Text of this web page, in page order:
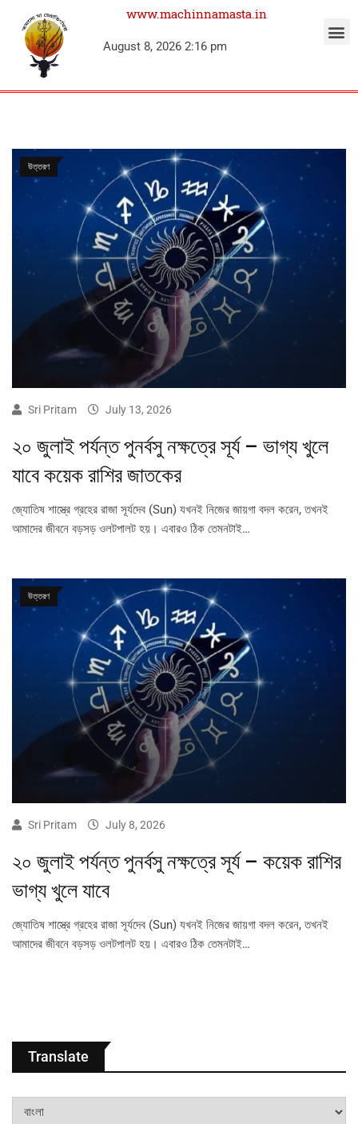
www.machinnamasta.in
August 8, 2026 2:16 pm
উত্তরণ
Sri Pritam July 13, 2026
২০ জুলাই পর্যন্ত পুনর্বসু নক্ষত্রে সূর্য – ভাগ্য খুলে
যাবে কয়েক রাশির জাতকের
জ্যোতিষ শাস্ত্রে গ্রহের রাজা সূর্যদেব (Sun) যখনই নিজের জায়গা বদল করেন, তখনই
আমাদের জীবনে বড়সড় ওলটপালট হয়। এবারও ঠিক তেমনটাই…
উত্তরণ
Sri Pritam July 8, 2026
২০ জুলাই পর্যন্ত পুনর্বসু নক্ষত্রে সূর্য – কয়েক রাশির
ভাগ্য খুলে যাবে
জ্যোতিষ শাস্ত্রে গ্রহের রাজা সূর্যদেব (Sun) যখনই নিজের জায়গা বদল করেন, তখনই
আমাদের জীবনে বড়সড় ওলটপালট হয়। এবারও ঠিক তেমনটাই…
Translate